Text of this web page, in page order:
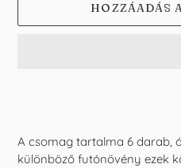
HOZZÁADÁS
a
kosárba
A csomag tartalma 6 darab,
különböző futónövény ezek